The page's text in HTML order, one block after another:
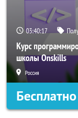
03:40:16
Курс
школы Onskills
Россия
Бесплатно